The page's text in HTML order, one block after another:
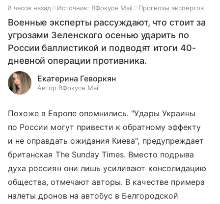
8 часов назад Источник: ВФокусе Mail Прогнозы экспертов
Военные эксперты рассуждают, что стоит за
угрозами Зеленского осенью ударить по
России баллистикой и подводят итоги 40-
дневной операции противника.
Екатерина Геворкян
Автор ВФокусе Mail
Похоже в Европе опомнились. "Удары Украины
по России могут привести к обратному эффекту
и не оправдать ожидания Киева", предупреждает
британская The Sunday Times. Вместо подрыва
духа россиян они лишь усиливают консолидацию
общества, отмечают авторы. В качестве примера
налеты дронов на автобус в Белгородской